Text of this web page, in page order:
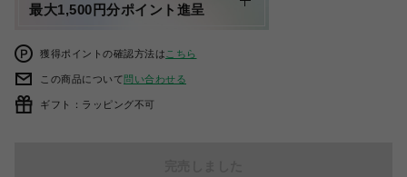
最大1,500円分ポイント進呈
獲得ポイントの確認方法は こちら
この商品について問い合わせる
ギフト：ラッピング不可